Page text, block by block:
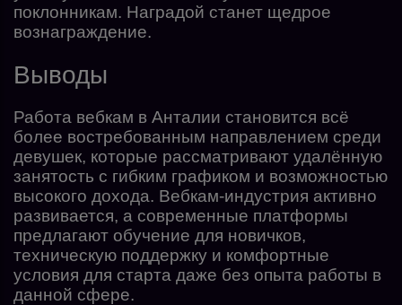
поклонникам. Наградой станет щедрое
вознаграждение.
Выводы
Работа вебкам в Анталии становится всё
более востребованным направлением среди
девушек, которые рассматривают удалённую
занятость с гибким графиком и возможностью
высокого дохода. Вебкам-индустрия активно
развивается, а современные платформы
предлагают обучение для новичков,
техническую поддержку и комфортные
условия для старта даже без опыта работы в
данной сфере.